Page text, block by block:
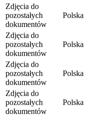
Zdjęcia do
pozostałych
dokumentów
Polska
Zdjęcia do
pozostałych
dokumentów
Polska
Zdjęcia do
pozostałych
dokumentów
Polska
Zdjęcia do
pozostałych
dokumentów
Polska